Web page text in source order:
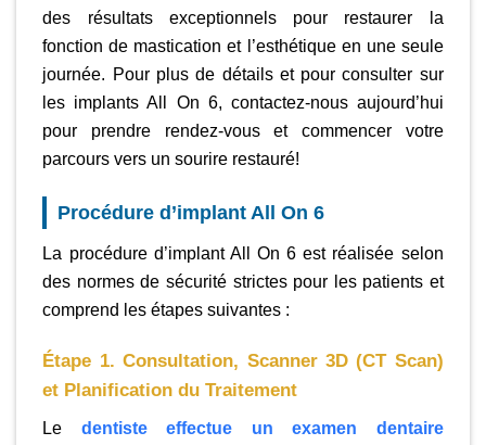
des résultats exceptionnels pour restaurer la
fonction de mastication et l’esthétique en une seule
journée. Pour plus de détails et pour consulter sur
les implants All On 6, contactez-nous aujourd’hui
pour prendre rendez-vous et commencer votre
parcours vers un sourire restauré!
Procédure d’implant All On 6
La procédure d’implant All On 6 est réalisée selon
des normes de sécurité strictes pour les patients et
comprend les étapes suivantes :
Étape 1. Consultation, Scanner 3D (CT Scan)
et Planification du Traitement
Le dentiste effectue un examen dentaire